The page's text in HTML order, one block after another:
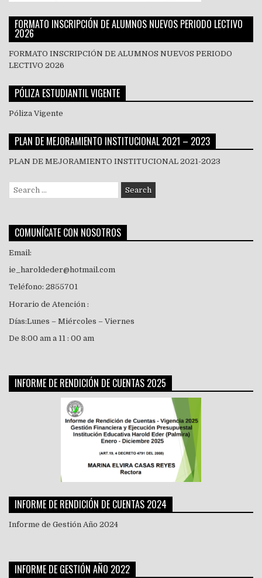
FORMATO INSCRIPCIÓN DE ALUMNOS NUEVOS PERIODO LECTIVO
2026
FORMATO INSCRIPCIÓN DE ALUMNOS NUEVOS PERIODO
LECTIVO 2026
PÓLIZA ESTUDIANTIL VIGENTE
Póliza Vigente
PLAN DE MEJORAMIENTO INSTITUCIONAL 2021 – 2023
PLAN DE MEJORAMIENTO INSTITUCIONAL 2021-2023
Search
for:
COMUNÍCATE CON NOSOTROS
Email:
ie_haroldeder@hotmail.com
Teléfono: 2855701
Horario de Atención :
Días:Lunes – Miércoles – Viernes
De 8:00 am a 11 : 00 am
INFORME DE RENDICIÓN DE CUENTAS 2025
INFORME DE RENDICIÓN DE CUENTAS 2024
Informe de Gestión Año 2024
INFORME DE GESTIÓN AÑO 2022